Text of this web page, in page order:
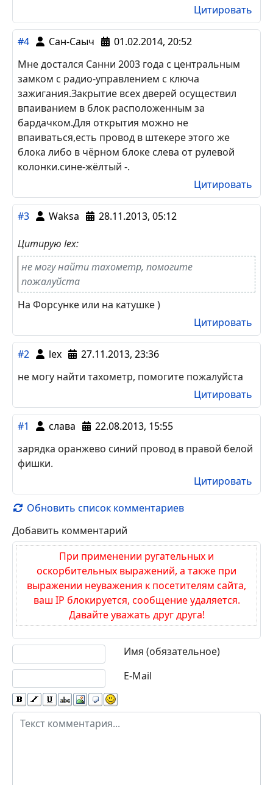
Цитировать
#4 Сан-Саыч
01.02.2014, 20:52
Мне достался Санни 2003 года с центральным
замком с радио-управлением с ключа
зажигания.Закрытие всех дверей осуществил
впаиванием в блок расположенным за
бардачком.Для открытия можно не
впаиваться,есть провод в штекере этого же
блока либо в чёрном блоке слева от рулевой
колонки.сине-жёлтый -.
Цитировать
#3 Waksa 28.11.2013, 05:12
Цитирую lex:
не могу найти тахометр, помогите
пожалуйста
На Форсунке или на катушке )
Цитировать
#2 lex
27.11.2013, 23:36
не могу найти тахометр, помогите пожалуйста
Цитировать
#1 слава
22.08.2013, 15:55
зарядка оранжево синий провод в правой белой
фишки.
Цитировать
Обновить список комментариев
Добавить комментарий
При применении ругательных и
оскорбительных выражений, а также при
выражении неуважения к посетителям сайта,
ваш IP блокируется, сообщение удаляется.
Давайте уважать друг друга!
Имя (обязательное)
E-Mail
Текст комментария